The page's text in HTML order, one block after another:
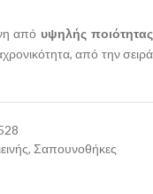
από υψηλής ποιότητας
από την σειρά
, Σαπουνοθήκες